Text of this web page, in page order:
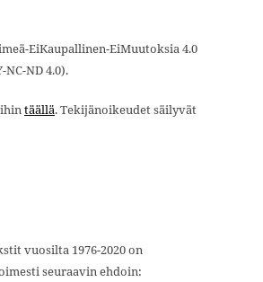
EiKaupallinen-EiMuutoksia 4.0
NC-ND 4.0).
täällä. Tekijänoikeudet säilyvät
vuosilta 1976-2020 on
seuraavin ehdoin: